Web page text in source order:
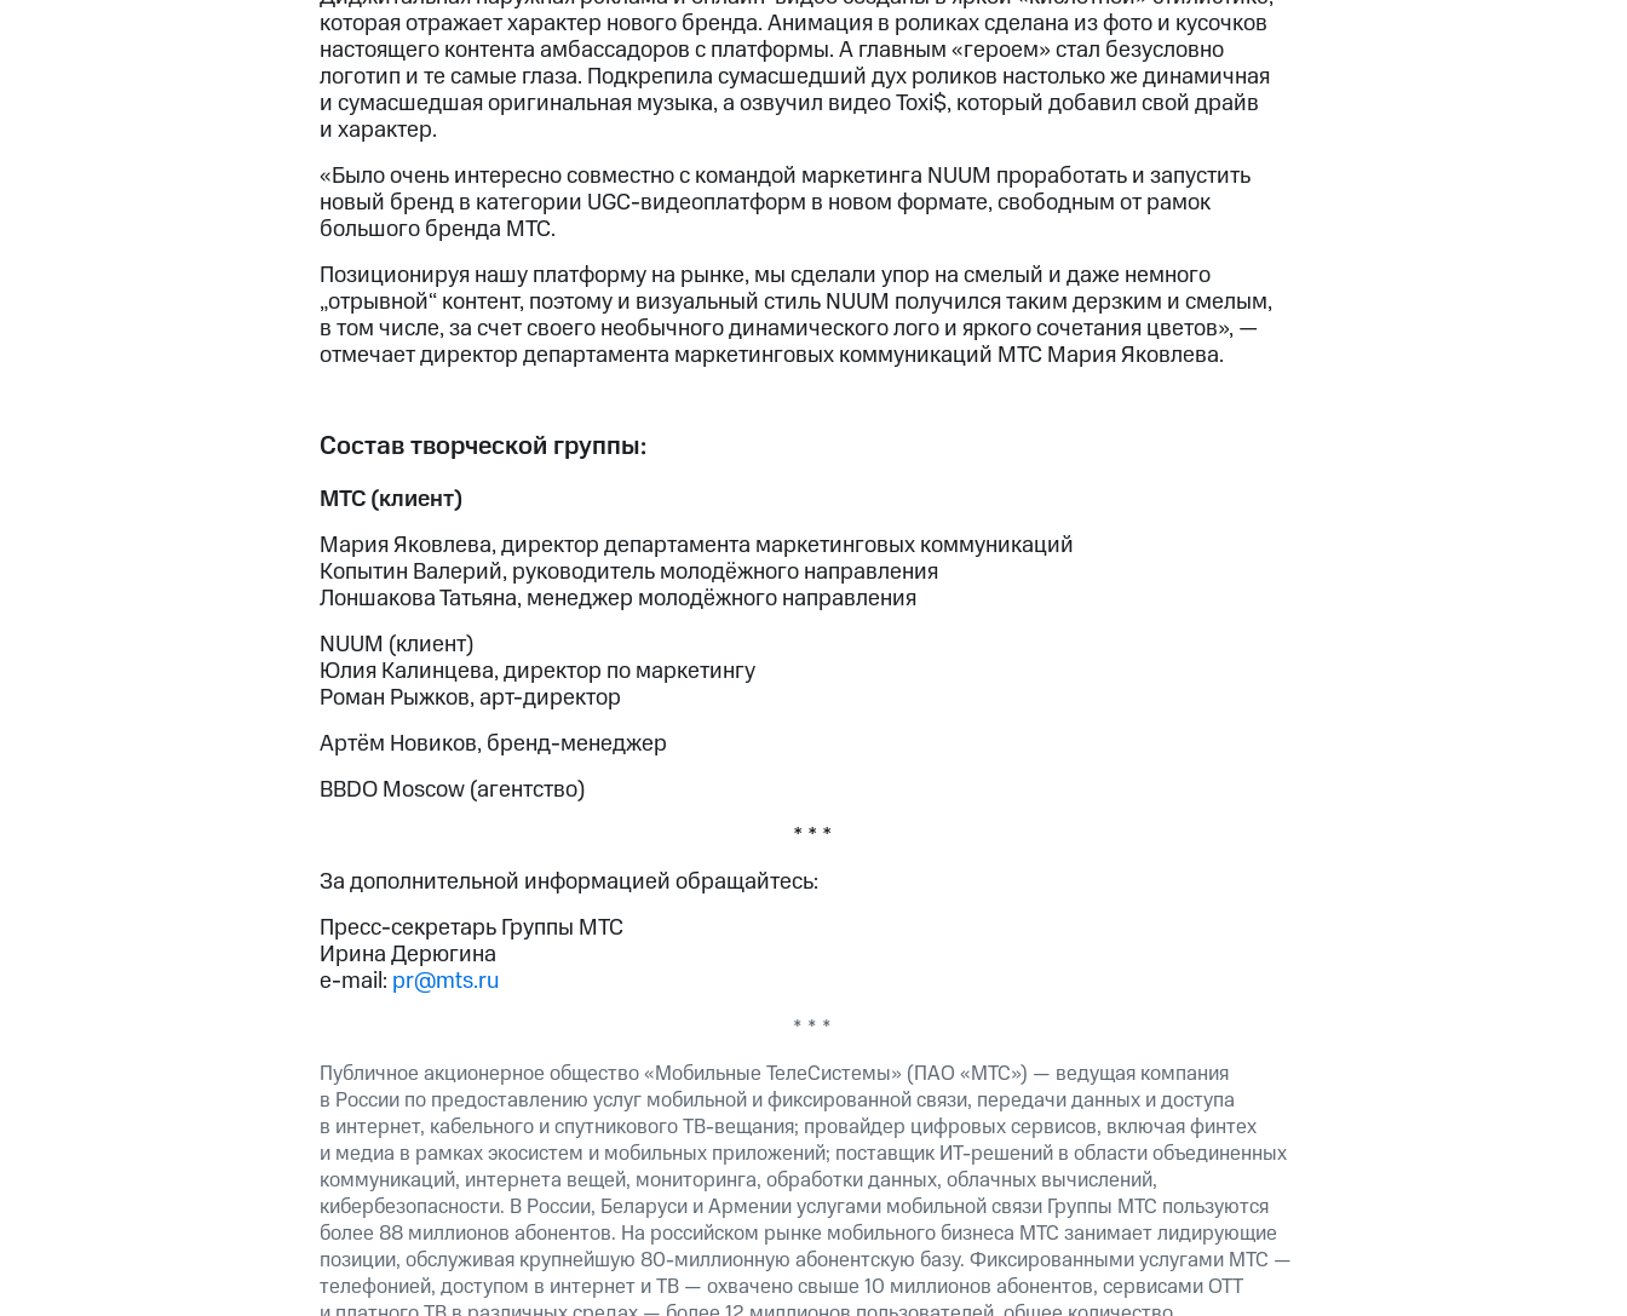
которая отражает характер нового бренда. Анимация в роликах сделана из фото и кусочков
настоящего контента амбассадоров с платформы. А главным «героем» стал безусловно
логотип и те самые глаза. Подкрепила сумасшедший дух роликов настолько же динамичная
и сумасшедшая оригинальная музыка, а озвучил видео Toxi$, который добавил свой драйв
и характер.
«Было очень интересно совместно с командой маркетинга NUUM проработать и запустить
новый бренд в категории UGC-видеоплатформ в новом формате, свободным от рамок
большого бренда МТС.
Позиционируя нашу платформу на рынке, мы сделали упор на смелый и даже немного
„отрывной“ контент, поэтому и визуальный стиль NUUM получился таким дерзким и смелым,
в том числе, за счет своего необычного динамического лого и яркого сочетания цветов», —
отмечает директор департамента маркетинговых коммуникаций МТС Мария Яковлева.
Состав творческой группы:
МТС (клиент)
Мария Яковлева, директор департамента маркетинговых коммуникаций
Копытин Валерий, руководитель молодёжного направления
Лоншакова Татьяна, менеджер молодёжного направления
NUUM (клиент)
Юлия Калинцева, директор по маркетингу
Роман Рыжков, арт-директор
Артём Новиков, бренд-менеджер
BBDO Moscow (агентство)
* * *
За дополнительной информацией обращайтесь:
Пресс-секретарь Группы МТС
Ирина Дерюгина
e-mail: pr@mts.ru
* * *
Публичное акционерное общество «Мобильные ТелеСистемы» (ПАО «МТС») — ведущая компания
в России по предоставлению услуг мобильной и фиксированной связи, передачи данных и доступа
в интернет, кабельного и спутникового ТВ-вещания; провайдер цифровых сервисов, включая финтех
и медиа в рамках экосистем и мобильных приложений; поставщик ИТ-решений в области объединенных
коммуникаций, интернета вещей, мониторинга, обработки данных, облачных вычислений,
кибербезопасности. В России, Беларуси и Армении услугами мобильной связи Группы МТС пользуются
более 88 миллионов абонентов. На российском рынке мобильного бизнеса МТС занимает лидирующие
позиции, обслуживая крупнейшую 80-миллионную абонентскую базу. Фиксированными услугами МТС —
телефонией, доступом в интернет и ТВ — охвачено свыше 10 миллионов абонентов, сервисами OTT